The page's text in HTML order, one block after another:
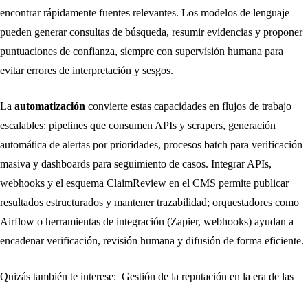
encontrar rápidamente fuentes relevantes. Los modelos de lenguaje
pueden generar consultas de búsqueda, resumir evidencias y proponer
puntuaciones de confianza, siempre con supervisión humana para
evitar errores de interpretación y sesgos.
La automatización convierte estas capacidades en flujos de trabajo
escalables: pipelines que consumen APIs y scrapers, generación
automática de alertas por prioridades, procesos batch para verificación
masiva y dashboards para seguimiento de casos. Integrar APIs,
webhooks y el esquema ClaimReview en el CMS permite publicar
resultados estructurados y mantener trazabilidad; orquestadores como
Airflow o herramientas de integración (Zapier, webhooks) ayudan a
encadenar verificación, revisión humana y difusión de forma eficiente.
Quizás también te interese: Gestión de la reputación en la era de las